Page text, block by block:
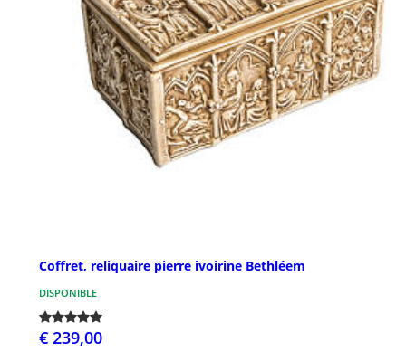
Coffret, reliquaire pierre ivoirine Bethléem
DISPONIBLE
€ 239,00